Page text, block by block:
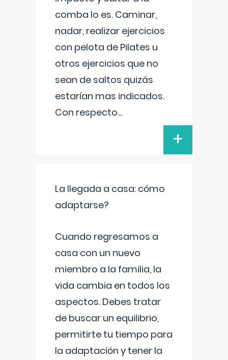
comba lo es. Caminar,
nadar, realizar ejercicios
con pelota de Pilates u
otros ejercicios que no
sean de saltos quizás
estarían mas indicados.
Con respecto...
+
La llegada a casa: cómo
adaptarse?
Cuando regresamos a
casa con un nuevo
miembro a la familia, la
vida cambia en todos los
aspectos. Debes tratar
de buscar un equilibrio,
permitirte tu tiempo para
la adaptación y tener la